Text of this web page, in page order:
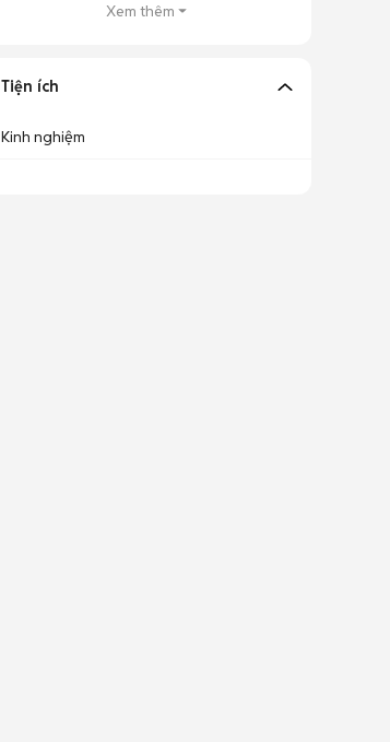
Xem thêm
Tiện ích
Kinh nghiệm